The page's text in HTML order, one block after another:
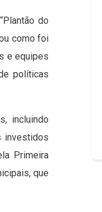
do
como foi
e equipes
políticas
incluindo
investidos
Primeira
que